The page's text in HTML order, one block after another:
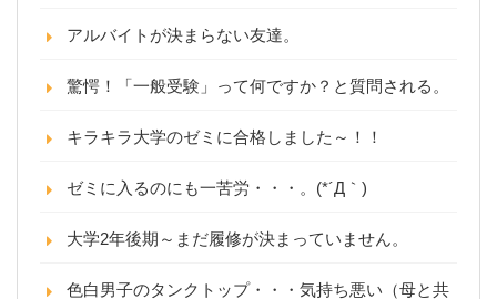
アルバイトが決まらない友達。
驚愕！「一般受験」って何ですか？と質問される。
キラキラ大学のゼミに合格しました～！！
ゼミに入るのにも一苦労・・・。(*´Д｀)
大学2年後期～まだ履修が決まっていません。
色白男子のタンクトップ・・・気持ち悪い（母と共